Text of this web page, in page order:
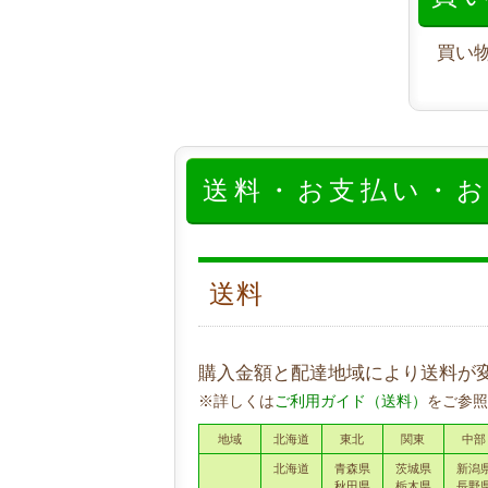
買い
送料・お支払い・
送料
購入金額と配達地域により送料が
※詳しくはご利用ガイド（送料） をご参
地域 北海道 東北 関東 中部
北海道
青森県
秋田県
茨城県
栃木県
新潟
長野